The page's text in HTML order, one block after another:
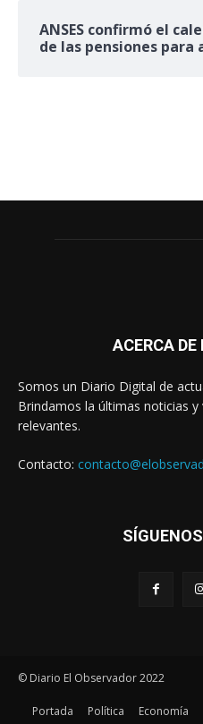
ANSES confirmó el
de las pensiones para
ACERCA
Somos un Diario Digital de
Brindamos la últimas noticias
relevantes.
Contacto:
© Diario El Observador 2022
Portada Política Economía